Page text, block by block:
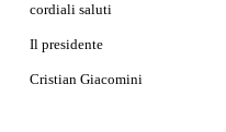
cordiali saluti
Il presidente
Cristian Giacomini